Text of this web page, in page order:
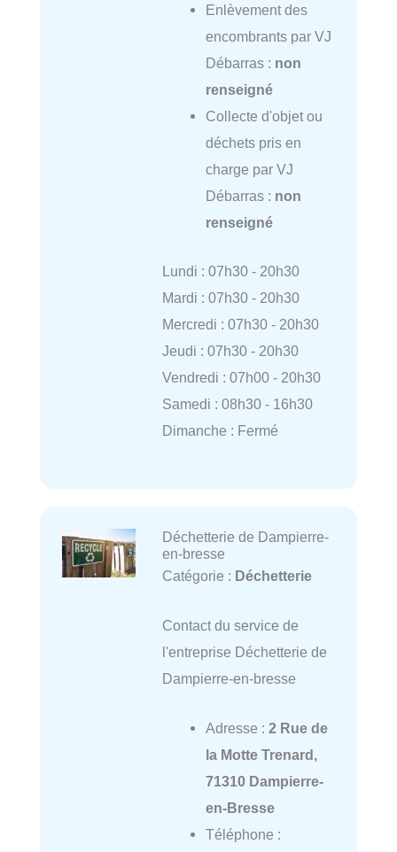
Enlèvement des
encombrants par VJ
Débarras : non
renseigné
Collecte d'objet ou
déchets pris en
charge par VJ
Débarras : non
renseigné
Lundi : 07h30 - 20h30
Mardi : 07h30 - 20h30
Mercredi : 07h30 - 20h30
Jeudi : 07h30 - 20h30
Vendredi : 07h00 - 20h30
Samedi : 08h30 - 16h30
Dimanche : Fermé
Déchetterie de Dampierre-
en-bresse
Catégorie : Déchetterie
Contact du service de
l'entreprise Déchetterie de
Dampierre-en-bresse
Adresse : 2 Rue de
la Motte Trenard,
71310 Dampierre-
en-Bresse
Téléphone :